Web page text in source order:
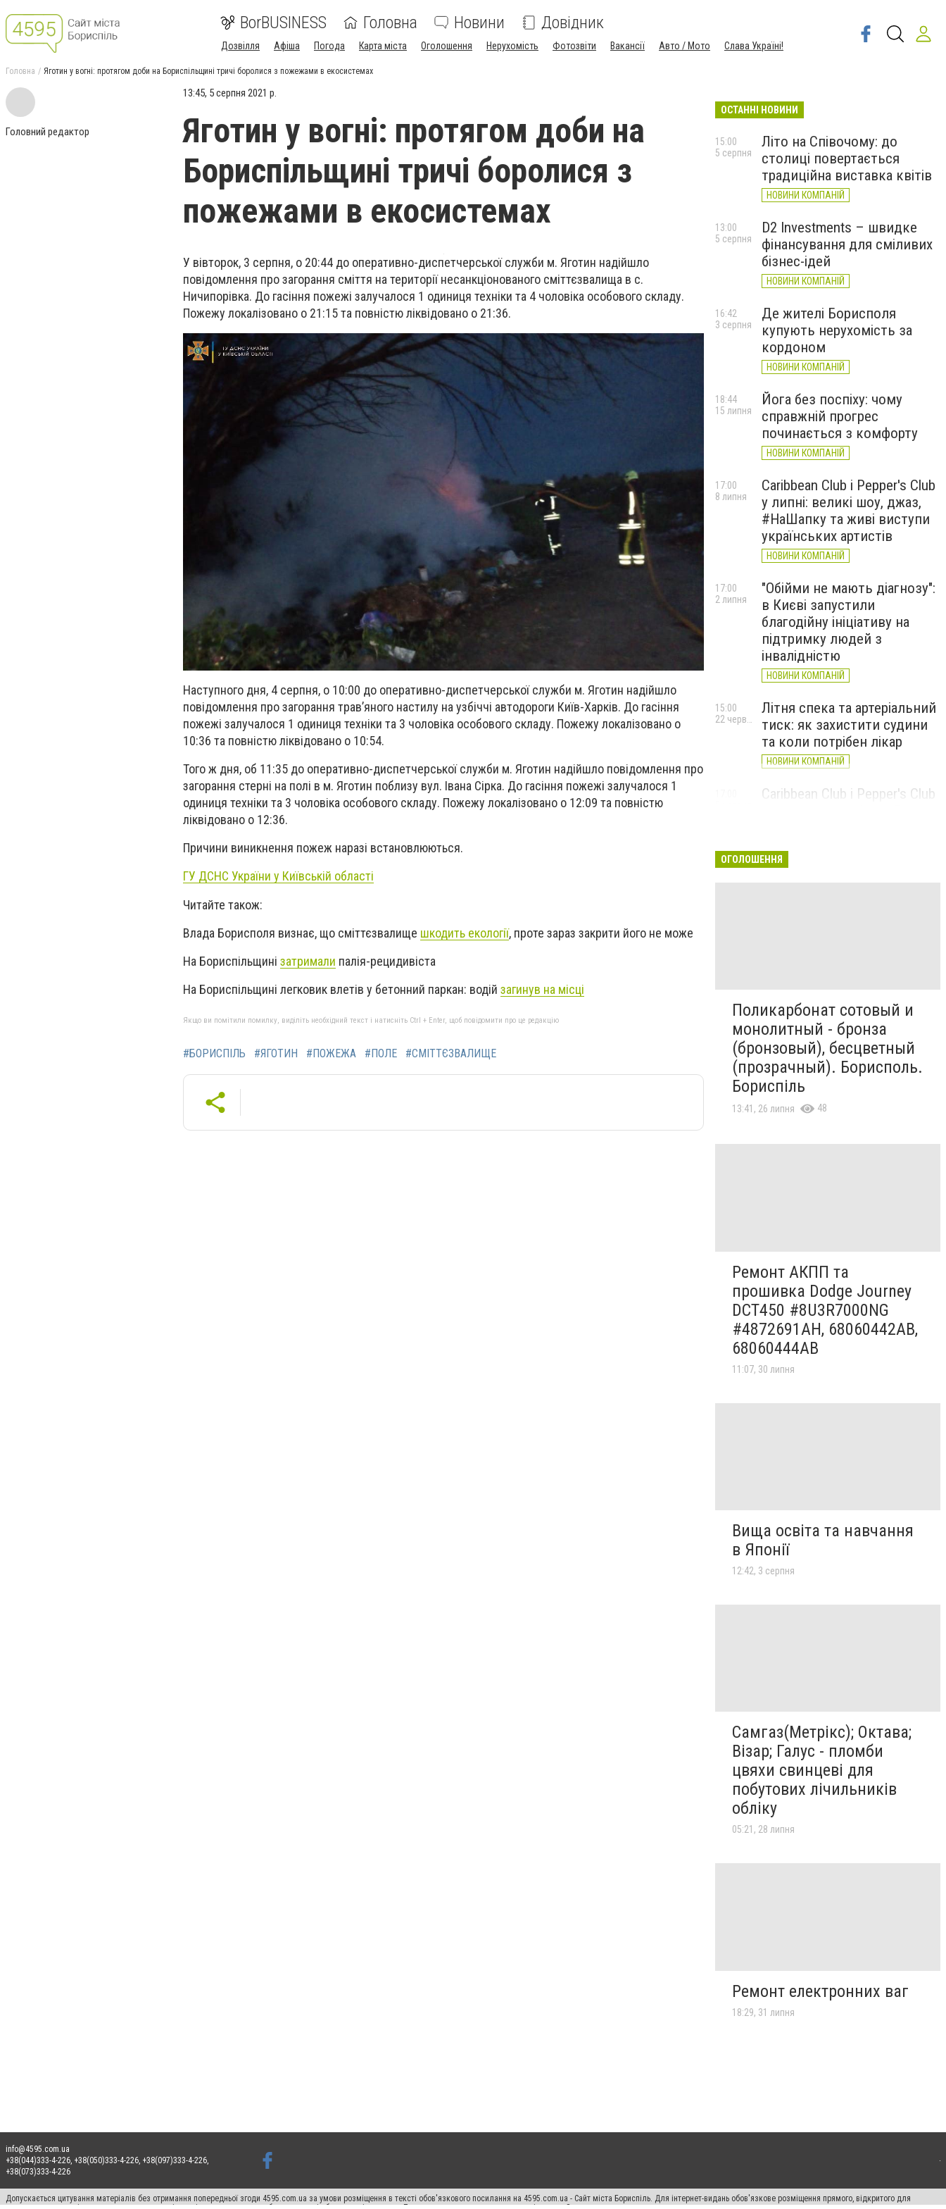
BorBUSINESS Головна Новини Довідник
Дозвілля Афіша Погода Карта міста Оголошення Нерухомість Фотозвіти Вакансії Авто / Мото Слава Україні!
Головна Яготин у вогні: протягом доби на Бориспільщині тричі боролися з пожежами в екосистемах
Головний редактор
13:45, 5 серпня 2021 р.
Яготин у вогні: протягом доби на
Бориспільщині тричі боролися з
пожежами в екосистемах
У вівторок, 3 серпня, о 20:44 до оперативно-диспетчерської служби м. Яготин надійшло
повідомлення про загорання сміття на території несанкціонованого сміттєзвалища в с.
Ничипорівка. До гасіння пожежі залучалося 1 одиниця техніки та 4 чоловіка особового складу.
Пожежу локалізовано о 21:15 та повністю ліквідовано о 21:36.
Наступного дня, 4 серпня, о 10:00 до оперативно-диспетчерської служби м. Яготин надійшло
повідомлення про загорання трав’яного настилу на узбіччі автодороги Київ-Харків. До гасіння
пожежі залучалося 1 одиниця техніки та 3 чоловіка особового складу. Пожежу локалізовано о
10:36 та повністю ліквідовано о 10:54.
Того ж дня, об 11:35 до оперативно-диспетчерської служби м. Яготин надійшло повідомлення про
загорання стерні на полі в м. Яготин поблизу вул. Івана Сірка. До гасіння пожежі залучалося 1
одиниця техніки та 3 чоловіка особового складу. Пожежу локалізовано о 12:09 та повністю
ліквідовано о 12:36.
Причини виникнення пожеж наразі встановлюються.
ГУ ДСНС України у Київській області
Читайте також:
Влада Борисполя визнає, що сміттєзвалище шкодить екології, проте зараз закрити його не може
На Бориспільщині затримали палія-рецидивіста
На Бориспільщині легковик влетів у бетонний паркан: водій загинув на місці
Якщо ви помітили помилку, виділіть необхідний текст і натисніть Ctrl + Enter, щоб повідомити про це редакцію
#БОРИСПІЛЬ #ЯГОТИН #ПОЖЕЖА #ПОЛЕ #СМІТТЄЗВАЛИЩЕ
ОСТАННІ НОВИНИ
Літо на Співочому: до
столиці повертається
традиційна виставка квітів
НОВИНИ КОМПАНІЙ
15:00
5 серпня
D2 Investments – швидке
фінансування для сміливих
бізнес-ідей
НОВИНИ КОМПАНІЙ
13:00
5 серпня
Де жителі Борисполя
купують нерухомість за
кордоном
НОВИНИ КОМПАНІЙ
16:42
3 серпня
Йога без поспіху: чому
справжній прогрес
починається з комфорту
НОВИНИ КОМПАНІЙ
18:44
15 липня
Caribbean Club і Pepper's Club
у липні: великі шоу, джаз,
#НаШапку та живі виступи
українських артистів
НОВИНИ КОМПАНІЙ
17:00
8 липня
"Обійми не мають діагнозу":
в Києві запустили
благодійну ініціативу на
підтримку людей з
інвалідністю
НОВИНИ КОМПАНІЙ
17:00
2 липня
Літня спека та артеріальний
тиск: як захистити судини
та коли потрібен лікар
НОВИНИ КОМПАНІЙ
15:00
Caribbean Club і Pepper's Club
НОВИНИ КОМПАНІЙ
ОГОЛОШЕННЯ
Поликарбонат сотовый и
монолитный - бронза
(бронзовый), бесцветный
(прозрачный). Борисполь.
Бориспіль
13:41, 26 липня 48
Ремонт АКПП та
прошивка Dodge Journey
DCT450 #8U3R7000NG
#4872691AH, 68060442AB,
68060444AB
11:07, 30 липня
Вища освіта та навчання
в Японії
12:42, 3 серпня
Самгаз(Метрікс); Октава;
Візар; Галус - пломби
цвяхи свинцеві для
побутових лічильників
обліку
05:21, 28 липня
Ремонт електронних ваг
18:29, 31 липня
info@4595.com.ua
+38(044)333-4-226, +38(050)333-4-226, +38(097)333-4-226,
+38(073)333-4-226
Допускається цитування матеріалів без отримання попередньої згоди 4595.com.ua за умови розміщення в тексті обов'язкового посилання на 4595.com.ua - Сайт міста Бориспіль. Для інтернет-видань обов'язкове розміщення прямого, відкритого для